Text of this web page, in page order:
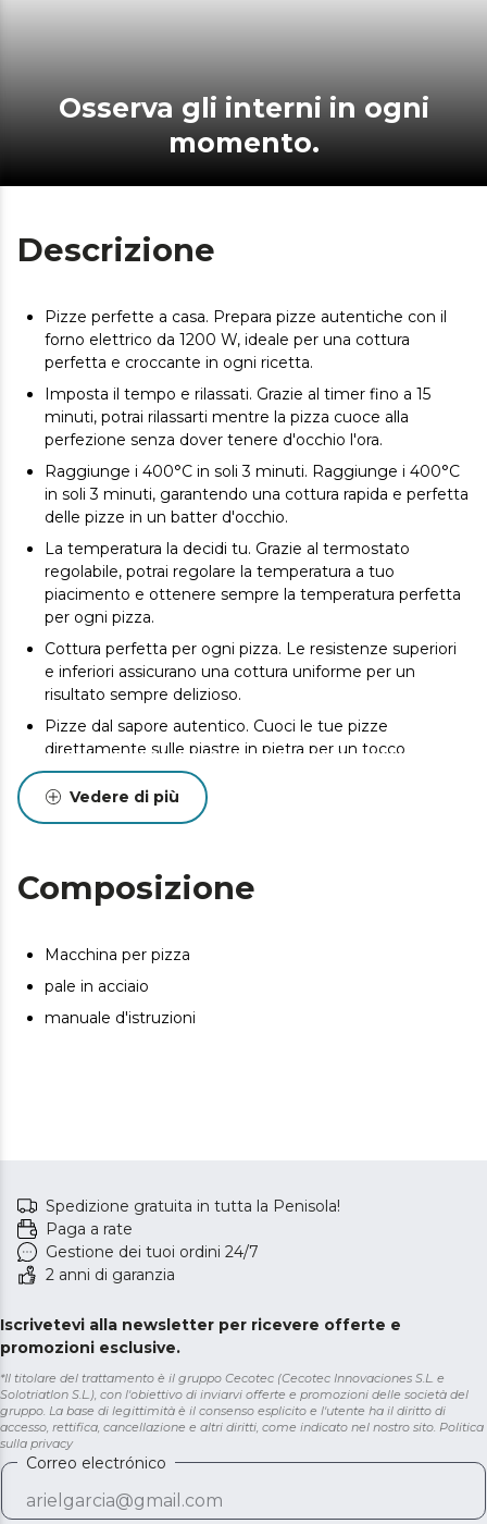
Osserva gli interni in ogni
momento.
Descrizione
Pizze perfette a casa. Prepara pizze autentiche con il
forno elettrico da 1200 W, ideale per una cottura
perfetta e croccante in ogni ricetta.
Imposta il tempo e rilassati. Grazie al timer fino a 15
minuti, potrai rilassarti mentre la pizza cuoce alla
perfezione senza dover tenere d'occhio l'ora.
Raggiunge i 400°C in soli 3 minuti. Raggiunge i 400°C
in soli 3 minuti, garantendo una cottura rapida e perfetta
delle pizze in un batter d'occhio.
La temperatura la decidi tu. Grazie al termostato
regolabile, potrai regolare la temperatura a tuo
piacimento e ottenere sempre la temperatura perfetta
per ogni pizza.
Cottura perfetta per ogni pizza. Le resistenze superiori
e inferiori assicurano una cottura uniforme per un
risultato sempre delizioso.
Pizze dal sapore autentico. Cuoci le tue pizze
direttamente sulle piastre in pietra per un tocco
croccante e tradizionale.
Ti avvisa quando è in uso. La spia di accensione
consente di sapere quando il forno è in funzione.
freddo al tatto per evitare scottature durante la
preparazione.
visualizzazione, puoi tenere d'occhio in ogni momento
la cottura delle pizze e delle tue ricette.
Vedere di più
Composizione
Macchina per pizza
pale in acciaio
manuale d'istruzioni
Spedizione gratuita in tutta la Penisola!
Paga a rate
Gestione dei tuoi ordini 24/7
2 anni di garanzia
Iscrivetevi alla newsletter per ricevere offerte e
promozioni esclusive.
*Il titolare del trattamento è il gruppo Cecotec (Cecotec Innovaciones S.L. e
Solotriatlon S.L.), con l'obiettivo di inviarvi offerte e promozioni delle società del
gruppo. La base di legittimità è il consenso esplicito e l'utente ha il diritto di
accesso, rettifica, cancellazione e altri diritti, come indicato nel nostro sito. Politica
sulla privacy
Correo electrónico